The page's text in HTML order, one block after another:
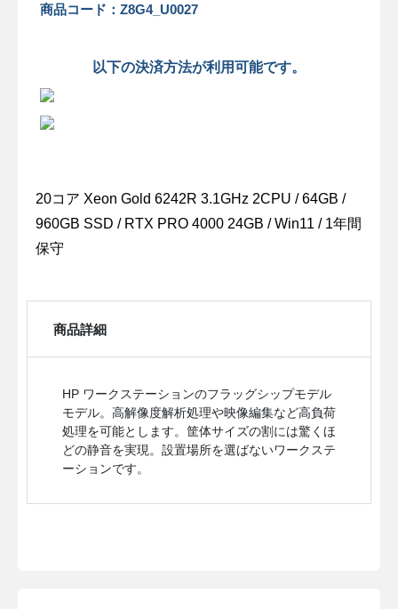
商品コード：Z8G4_U0027
以下の決済方法が利用可能です。
20コア Xeon Gold 6242R 3.1GHz 2CPU / 64GB /
960GB SSD / RTX PRO 4000 24GB / Win11 / 1年間
保守
商品詳細
HP ワークステーションのフラッグシップモデル
モデル。高解像度解析処理や映像編集など高負荷
処理を可能とします。筐体サイズの割には驚くほ
どの静音を実現。設置場所を選ばないワークステ
ーションです。